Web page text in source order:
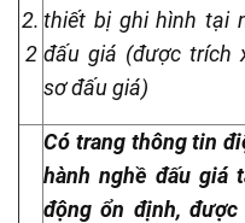
2.
2
thiết bị ghi hình tại
đấu giá (được trích
sơ đấu giá)
Có trang thông tin
hành nghề đấu giá
động ổn định,